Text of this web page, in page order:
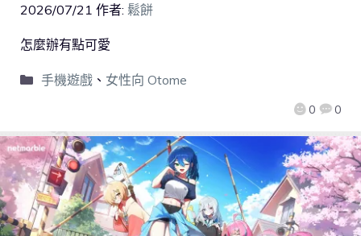
2026/07/21 作者: 鬆餅
0 0
怎麼辦有點可愛
手機遊戲、 女性向 Otome